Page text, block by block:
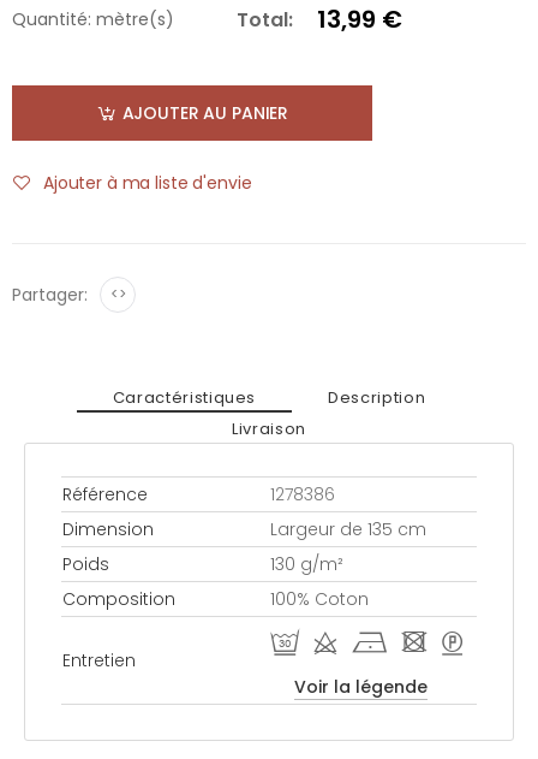
Quantité: mètre(s) Total: 13,99 €
AJOUTER AU PANIER
Ajouter à ma liste d'envie
Partager: <>
Caractéristiques
Description
Livraison
Référence
1278386
Dimension
Largeur de 135 cm
Poids
130 g/m²
Composition
100% Coton
Entretien
R d h - >
Voir la légende